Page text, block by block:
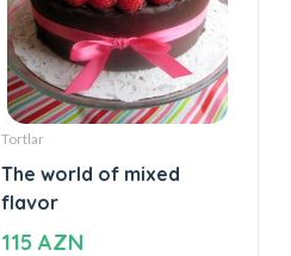
Tortlar
The world of mixed
flavor
115 AZN